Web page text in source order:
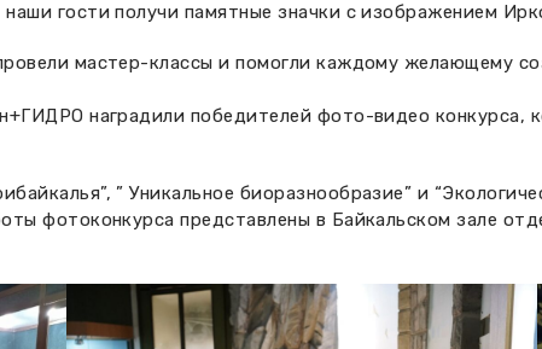
гости получи памятные значки с изображением
мастер-классы и помогли каждому желающему
наградили победителей фото-видео конкурса,
” Уникальное биоразнообразие” и
фотоконкурса представлены в Байкальском зале